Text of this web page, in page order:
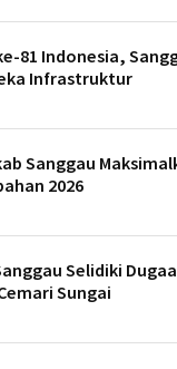
81 Indonesia,
Infrastruktur
Sanggau
2026
Selidiki
Sungai